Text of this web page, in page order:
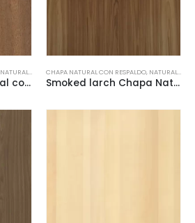
NATURAL VENEERS
Sapele Chapa Natural con respaldo
CHAPA NATURAL CON RESPALDO, NATURAL VENEERS
Smoked larch Chapa Natural con respaldo